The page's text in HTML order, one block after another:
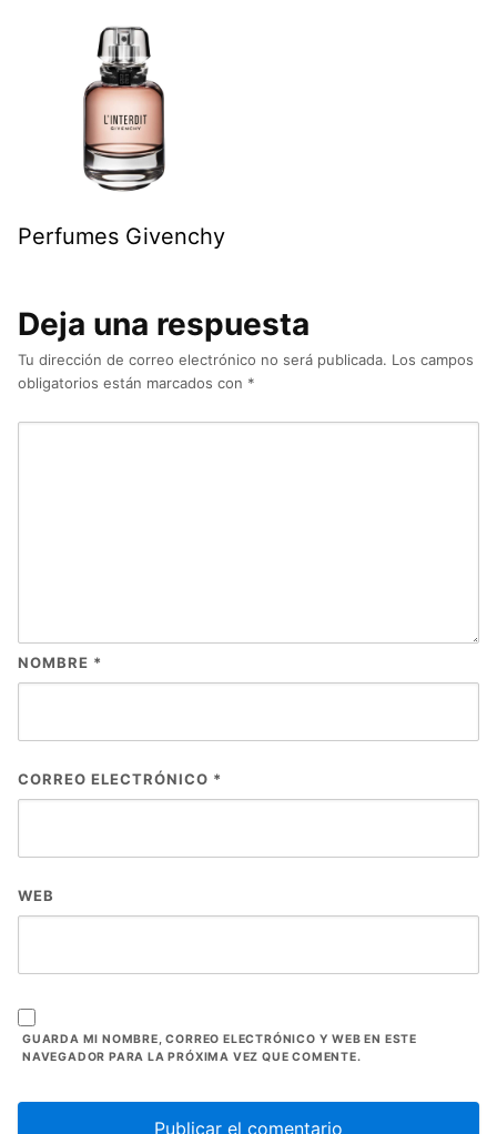
Perfumes Givenchy
Deja una respuesta
Tu dirección de correo electrónico no será publicada. Los campos
obligatorios están marcados con *
NOMBRE *
CORREO ELECTRÓNICO *
WEB
GUARDA MI NOMBRE, CORREO ELECTRÓNICO Y WEB EN ESTE
NAVEGADOR PARA LA PRÓXIMA VEZ QUE COMENTE.